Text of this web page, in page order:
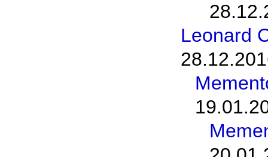
Leonard